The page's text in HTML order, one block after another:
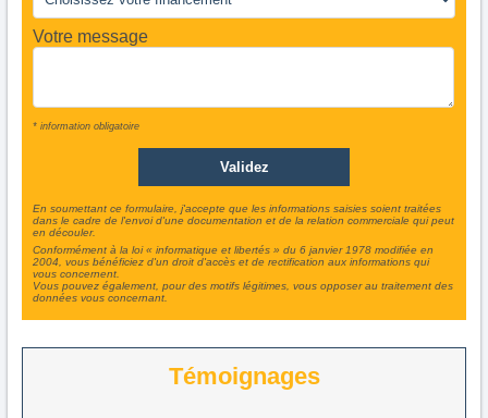
Votre message
* information obligatoire
En soumettant ce formulaire, j'accepte que les informations saisies soient traitées
dans le cadre de l'envoi d'une documentation et de la relation commerciale qui peut
en découler.
Conformément à la loi « informatique et libertés » du 6 janvier 1978 modifiée en
2004, vous bénéficiez d'un droit d'accès et de rectification aux informations qui
vous concernent.
Vous pouvez également, pour des motifs légitimes, vous opposer au traitement des
données vous concernant.
Témoignages